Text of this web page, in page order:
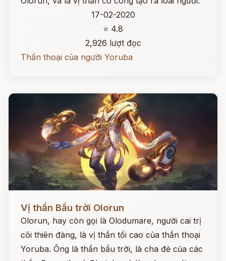
17-02-2020
⭐ 4.8
2,926 lượt đọc
Thần thoại của người Yoruba
Đọc ngay
Vị thần Bầu trời Olorun
Olorun, hay còn gọi là Olodumare, người cai trị
cõi thiên đàng, là vị thần tối cao của thần thoại
Yoruba. Ông là thần bầu trời, là cha đẻ của các